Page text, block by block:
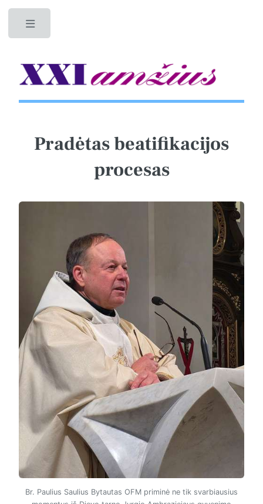
Pradėtas beatifikacijos
procesas
Br. Paulius Saulius Bytautas OFM priminė ne tik svarbiausius